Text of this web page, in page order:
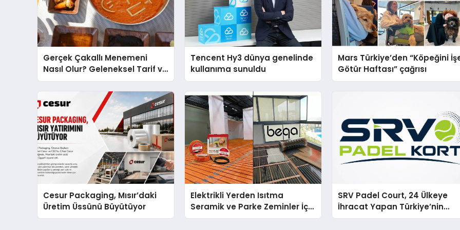
Gerçek Çakallı Menemeni
Nasıl Olur? Geleneksel Tarif ve
Sunum
Tencent Hy3 dünya genelinde
kullanıma sunuldu
Mars Türkiye’den “Köpeğini
Götür Haftası” çağrısı
Cesur Packaging, Mısır’daki
Üretim Üssünü Büyütüyor
Elektrikli Yerden Isıtma
Seramik ve Parke Zeminler İçin
En Verimli Çözümler
SRV Padel Court, 24 Ülkeye
İhracat Yapan Türkiye’nin
Padel Kortu Üretim Gücü